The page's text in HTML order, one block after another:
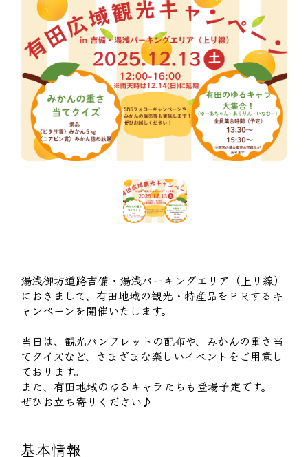
湯浅御坊道路吉備・湯浅パーキングエリア（上り線）
におきまして、有田地域の観光・特産品をＰＲするキ
ャンペーンを開催いたします。
当日は、観光パンフレットの配布や、みかんの重さ当
てクイズなど、さまざまな楽しいイベントをご用意し
ております。
また、有田地域のゆるキャラたちも登場予定です。
ぜひお立ち寄りください♪
基本情報